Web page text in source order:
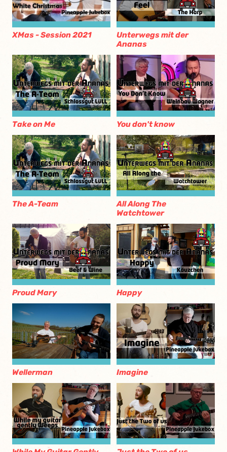
XMas - Session 2021
Unterwegs mit der
Ananas
Take on Me You don't know
The A-Team
All Along The
Watchtower
Proud Mary Happy
Wellerman Imagine